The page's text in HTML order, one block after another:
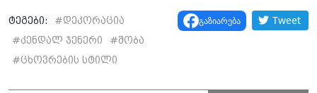
ტეგები: #დეკორაცია
#კენდალ ჯენერი #შობა
#ცხოვრების სტილი
გაზიარება Tweet